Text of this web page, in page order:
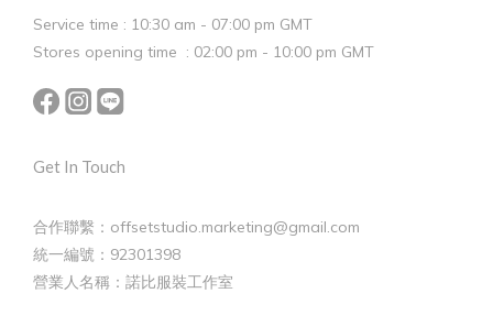
Service time : 10:30 am - 07:00 pm GMT
Stores opening time : 02:00 pm - 10:00 pm GMT
Get In Touch
合作聯繫：offsetstudio.marketing@gmail.com
統一編號：92301398
營業人名稱：諾比服裝工作室